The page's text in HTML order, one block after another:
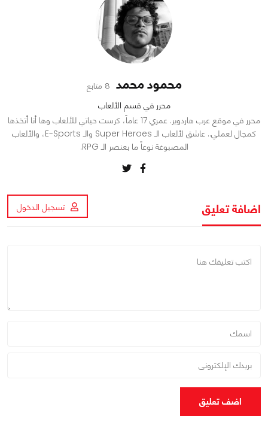
محمود محمد 8 متابع
محرر في قسم الألعاب
محرر في موقع عرب هاردوير. عمري 17 عاماً، كرست حياتي للألعاب وها أنا أتخذها
كمجال لعملي.. عاشق لألعاب الـ Super Heroes والـ E-Sports، والألعاب
المصبوغة نوعاً ما بعنصر الـ RPG.
اضافة تعليق تسجيل الدخول
اضف تعليق